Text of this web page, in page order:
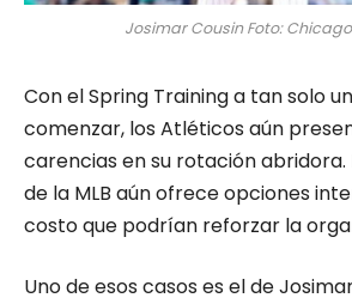
Josimar Cousin Foto:
Con el Spring Training a tan solo
comenzar, los Atléticos aún
carencias en su rotación abridora.
de la MLB aún ofrece opciones
costo que podrían reforzar la
Uno de esos casos es el de